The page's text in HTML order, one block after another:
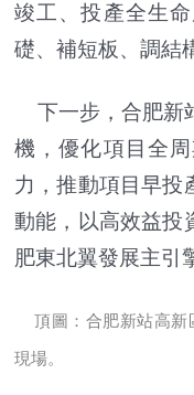
竣工、投產全生
礎、補短板、調結
下一步，合肥新
機，優化項目全
力，推動項目早投
動能，以高效益投
肥東北翼發展主引
頂圖：合肥新站高新
現場。